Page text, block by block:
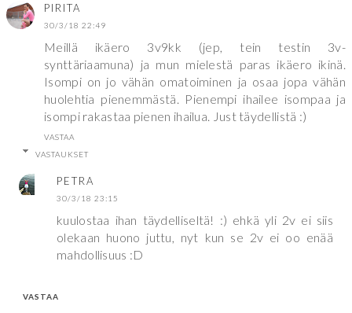
PIRITA
30/3/18 22:49
Meillä ikäero 3v9kk (jep, tein testin 3v-
synttäriaamuna) ja mun mielestä paras ikäero ikinä.
Isompi on jo vähän omatoiminen ja osaa jopa vähän
huolehtia pienemmästä. Pienempi ihailee isompaa ja
isompi rakastaa pienen ihailua. Just täydellistä :)
VASTAA
VASTAUKSET
PETRA
30/3/18 23:15
kuulostaa ihan täydelliseltä! :) ehkä yli 2v ei siis
olekaan huono juttu, nyt kun se 2v ei oo enää
mahdollisuus :D
VASTAA